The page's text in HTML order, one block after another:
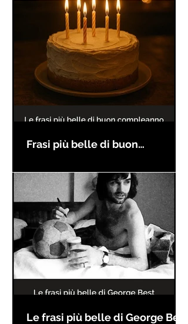
Frasi più belle di buon
Le frasi più belle di George Best